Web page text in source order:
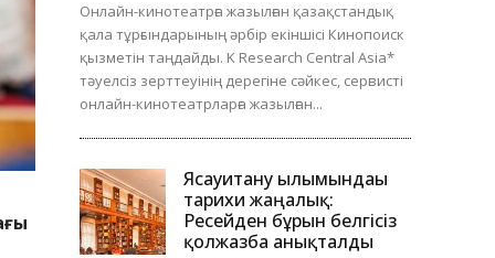
Онлайн-кинотеатрға жазылған қазақстандық
қала тұрғындарының әрбір екіншісі Кинопоиск
қызметін таңдайды. K Research Central Asia*
тәуелсіз зерттеуінің дерегіне сәйкес, сервисті
онлайн-кинотеатрларға жазылған...
Ясауитану ғылымындағы
тарихи жаңалық:
Ресейден бұрын белгісіз
қолжазба анықталды